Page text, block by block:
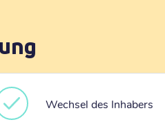
Wechsel des Inhabers